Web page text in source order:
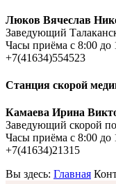
Люков Вячеслав
Заведующий
Часы приёма c 8:00 до
+7(41634)554523
Станция скорой
Камаева Ирина
Заведующий скорой
Часы приёма c 8:00 до
+7(41634)21315
Вы здесь: Главная